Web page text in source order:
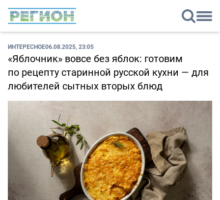
ИНТЕРЕСНОЕ06.08.2025, 23:05
«Яблочник» вовсе без яблок: готовим
по рецепту старинной русской кухни — для
любителей сытных вторых блюд